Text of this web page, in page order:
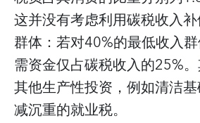
这并没有考虑利用碳税收入
群体：若对40%的最低收入
需资金仅占碳税收入的25%
其他生产性投资，例如清洁
减沉重的就业税。